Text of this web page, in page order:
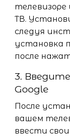
ТВ.
следуя
установка
после
3.
Google
После
вашем
ввести